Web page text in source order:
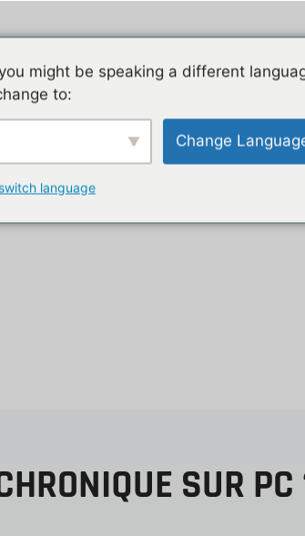
SUR
might be speaking a different
to:
Change
language